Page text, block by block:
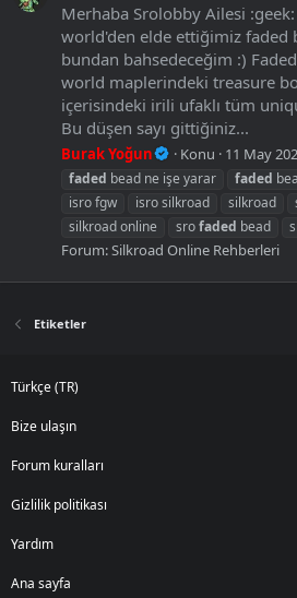
Merhaba Srolobby Ailesi
world'den elde ettiğimiz faded
bundan bahsedeceğim :)
world maplerindeki treasure
içerisindeki irili ufaklı tüm
Bu düşen sayı gittiğiniz...
Burak Yoğun Konu 11 May
faded bead ne işe yarar faded
isro fgw
isro silkroad silkroad
silkroad online
srofaded bead
Forum:Silkroad Online Rehberleri
Etiketler
Türkçe (TR)
Bize ulaşın
Forum kuralları
Gizlilik politikası
Yardım
Ana sayfa